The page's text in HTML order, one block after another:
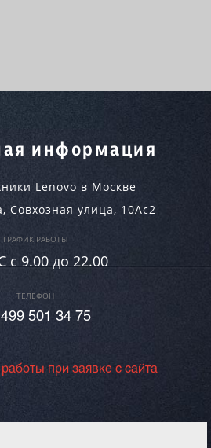
информация
Lenovo в Москве
, Совхозная улица, 10Ас2
ГРАФИК РАБОТЫ
c 9.00 до 22.00
ТЕЛЕФОН
501 34 75
при заявке с сайта